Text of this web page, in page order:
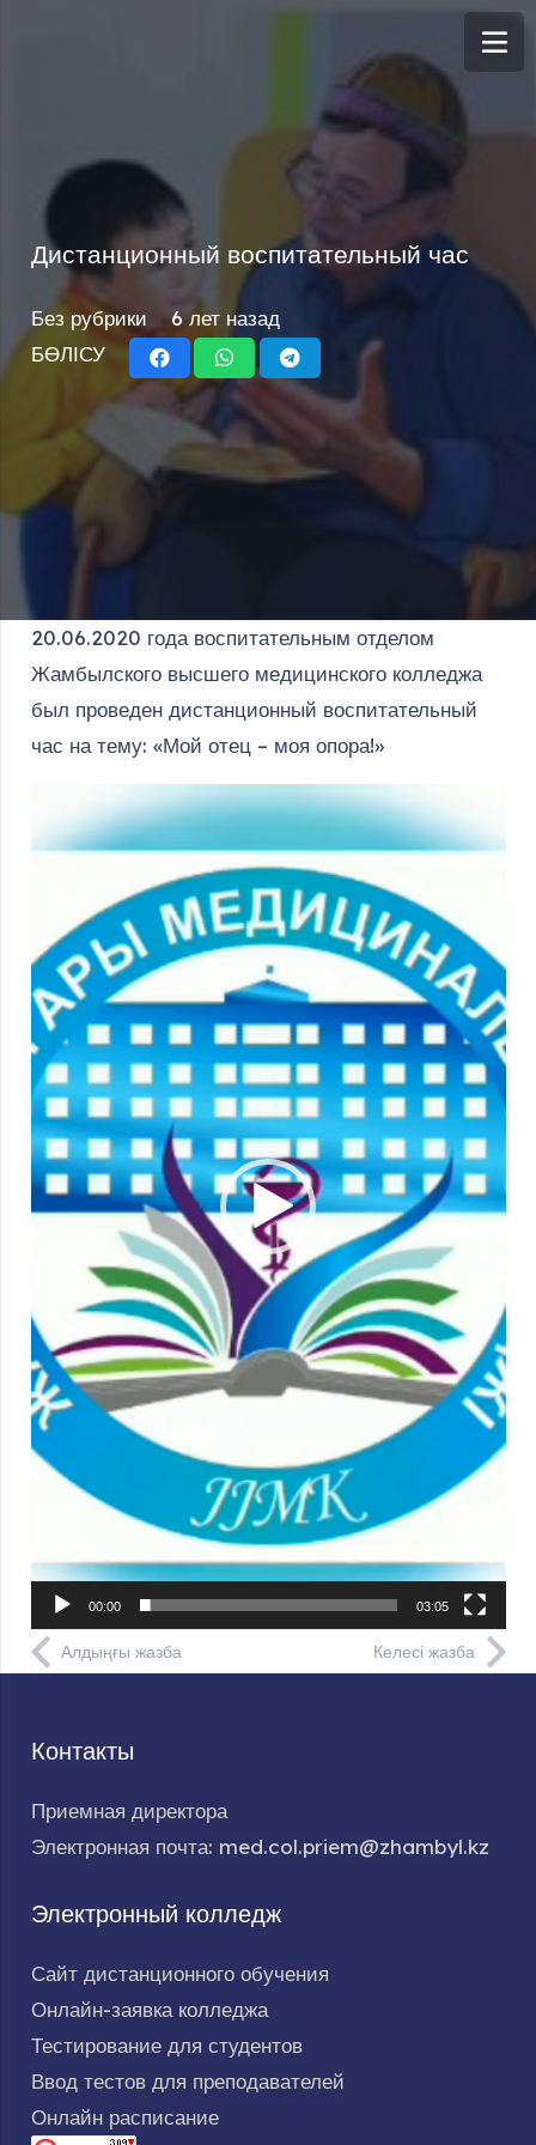
Дистанционный воспитательный час
Без рубрики
6 лет назад
БӨЛІСУ
20.06.2020 года воспитательным отделом
Жамбылского высшего медицинского колледжа
был проведен дистанционный воспитательный
час на тему: «Мой отец – моя опора!»
Видеоплеер
00:00 03:05
Алдыңғы жазба Келесі жазба
Контакты
Приемная директора
Электронная почта: med.col.priem@zhambyl.kz
Электронный колледж
Сайт дистанционного обучения
Онлайн-заявка колледжа
Тестирование для студентов
Ввод тестов для преподавателей
Онлайн расписание